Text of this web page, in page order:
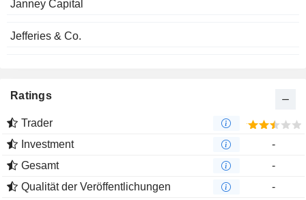
Janney Capital
Jefferies & Co.
Ratings
Trader
Investment
-
Gesamt
-
Qualität der Veröffentlichungen
-